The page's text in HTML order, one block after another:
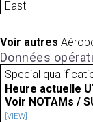
East
Voir autres
Données
Special
Heure actuelle
Voir NOTAMs /
[VIEW]